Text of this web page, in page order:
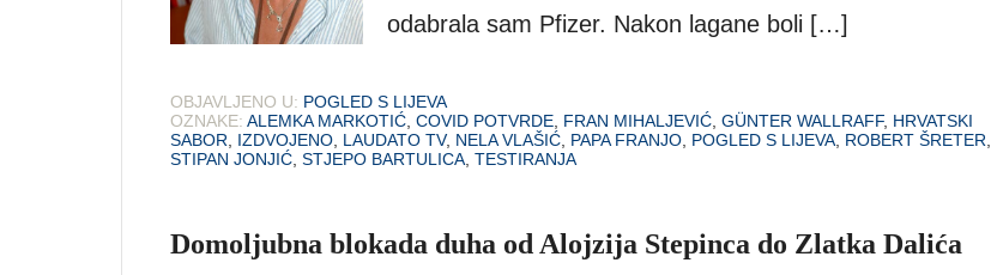
odabrala sam Pfizer. Nakon lagane boli […]
OBJAVLJENO U: POGLED S LIJEVA
OZNAKE: ALEMKA MARKOTIĆ, COVID POTVRDE, FRAN MIHALJEVIĆ, GÜNTER WALLRAFF, HRVATSKI
SABOR, IZDVOJENO, LAUDATO TV, NELA VLAŠIĆ, PAPA FRANJO, POGLED S LIJEVA, ROBERT ŠRETER,
STIPAN JONJIĆ, STJEPO BARTULICA, TESTIRANJA
Domoljubna blokada duha od Alojzija Stepinca do Zlatka Dalića